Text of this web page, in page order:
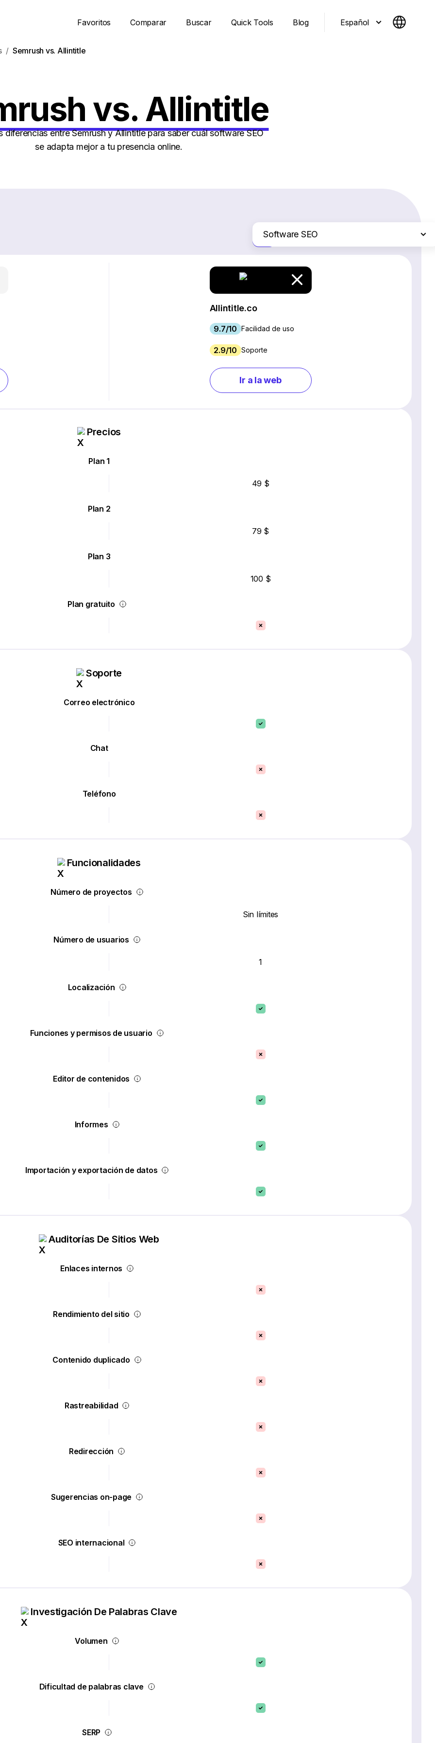
Favoritos Comparar Buscar Quick Tools Blog Español
Semrush vs. Allintitle
vs. Allintitle
diferencias entre Semrush y Allintitle para saber cuál software SEO
se adapta mejor a tu presencia online.
Software SEO
Servicios de hosting web
Software de gestión de proyectos
Chat en vivo y chatbots
Marketing por correo electrónico
Solo las diferencias
Allintitle.co
9.7/10 Facilidad de uso
2.9/10 Soporte
Ir a la web
Precios
Plan 1
49 $
Plan 2
79 $
Plan 3
100 $
Plan gratuito
Soporte
Correo electrónico
Chat
Teléfono
Funcionalidades
Número de proyectos
Sin límites
Número de usuarios
1
Localización
Funciones y permisos de usuario
Editor de contenidos
Informes
Importación y exportación de datos
Auditorías De Sitios Web
Enlaces internos
Rendimiento del sitio
Contenido duplicado
Rastreabilidad
Redirección
Sugerencias on-page
SEO internacional
Investigación De Palabras Clave
Volumen
Dificultad de palabras clave
SERP